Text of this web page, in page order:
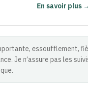
En savoir plus →
essoufflement,
Je n’assure pas les